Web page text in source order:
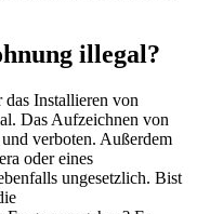
illegal?
Installieren von
Das Aufzeichnen von
verboten. Außerdem
oder eines
ungesetzlich. Bist